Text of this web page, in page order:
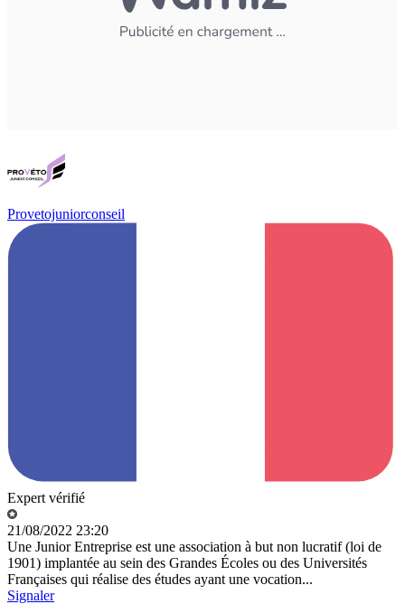
Provetojuniorconseil
Expert vérifié
21/08/2022 23:20
Une Junior Entreprise est une association à but non lucratif (loi de
1901) implantée au sein des Grandes Écoles ou des Universités
Françaises qui réalise des études ayant une vocation...
Signaler